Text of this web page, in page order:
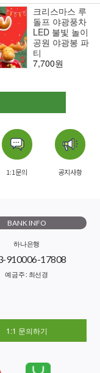
크리스마스 루
돌프 야광풍차
LED 불빛 놀이
공원 야광봉 파
티
7,700원
1:1문의 공지사항
BANK INFO
하나은행
910006-17808
예금주 : 최선경
1:1 문의하기